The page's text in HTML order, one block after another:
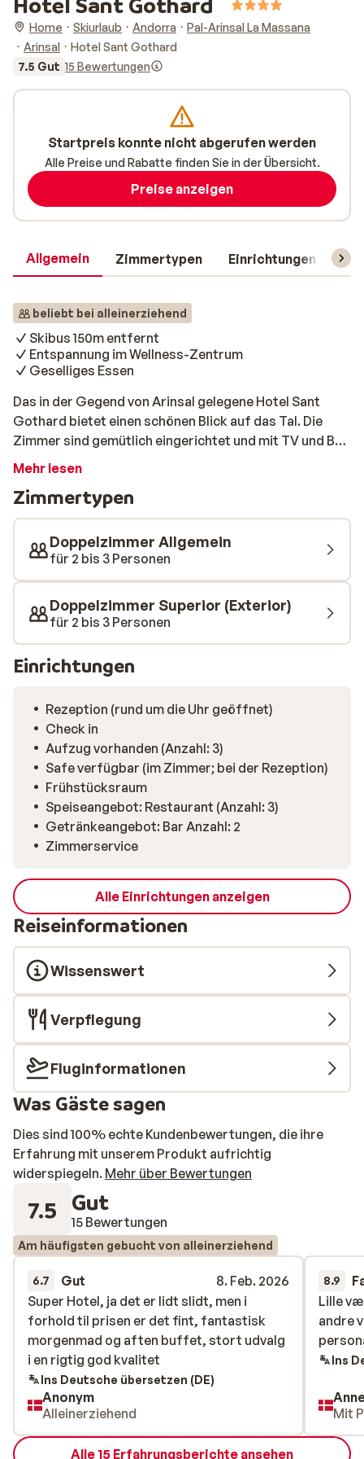
Home Skiurlaub Andorra
Pal-Arinsal La Massana
Arinsal
Hotel Sant Gothard
7.5 Gut 15 Bewertungen
Allgemein Zimmertypen Einrichtungen
beliebt bei alleinerziehend
Skibus 150m entfernt
Entspannung im Wellness-Zentrum
Geselliges Essen
Das in der Gegend von Arinsal gelegene Hotel Sant
Gothard bietet einen schönen Blick auf das Tal. Die
Zimmer sind gemütlich eingerichtet und mit TV und Bad
ausgestattet. Die Pisten und die Seilbahn sind 900 m
dem Skifahren können Sie sich im Whirlpool oder in der
Sauna entspannen. Im hoteleigenen Restaurant können
Sie jeden Abend ein leckeres Abendessen genießen und
in der Bar einen Drink nehmen.
Mehr lesen
Zimmertypen
Doppelzimmer Allgemein
für 2 bis 3 Personen
Doppelzimmer Superior (Exterior)
für 2 bis 3 Personen
Einrichtungen
Rezeption (rund um die Uhr geöffnet)
Check in
Aufzug vorhanden (Anzahl: 3)
Safe verfügbar (im Zimmer; bei der Rezeption)
Frühstücksraum
Speiseangebot: Restaurant (Anzahl: 3)
Getränkeangebot: Bar Anzahl: 2
Zimmerservice
Alle Einrichtungen anzeigen
Reiseinformationen
Wissenswert
Verpflegung
Fluginformationen
Was Gäste sagen
Dies sind 100% echte Kundenbewertungen, die ihre
Erfahrung mit unserem Produkt aufrichtig
widerspiegeln. Mehr über Bewertungen
7.5 Gut
15 Bewertungen
Am häufigsten gebucht von alleinerziehend
6.7 Gut
8. Feb. 2026
Super Hotel, ja det er lidt slidt, men i
forhold til prisen er det fint, fantastisk
morgenmad og aften buffet, stort udvalg
i en rigtig god kvalitet
Super Hotel, ja det er lidt slidt, men i
forhold til prisen er det fint, fantastisk
morgenmad og aften buffet, stort udvalg
i en rigtig god kvalitet
Ins Deutsche übersetzen (DE)
Anonym
Alleinerziehend
8.9
Lille
andre
Lille
andre
Ins
Mit
Alle 15 Erfahrungsberichte ansehen
Startpreis konnte nicht abgerufen werden
Alle Preise und Rabatte finden Sie in der Übersicht.
Preise anzeigen